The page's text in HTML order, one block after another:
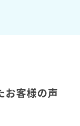
お客様の声